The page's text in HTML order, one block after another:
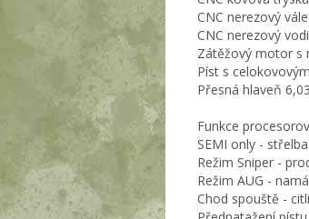
CNC nerezový
CNC nerezový
Zátěžový motor s
Píst s
Přesná hlaveň
Funkce
SEMI only -
Režim Sniper -
Režim AUG -
Chod spouště -